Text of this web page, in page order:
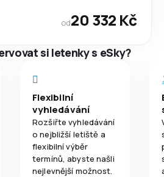
od20 332 Kč
si letenky s eSky?
Flexibilní
vyhledávání
Rozšiřte vyhledávání
o nejbližší letiště a
flexibilní výběr
termínů, abyste našli
nejlevnější možnost.